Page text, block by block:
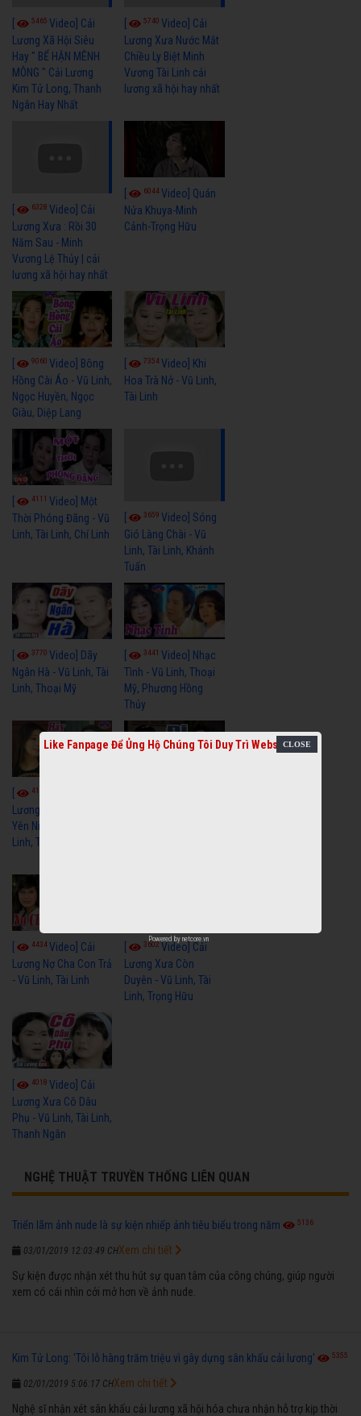
5465 Video] Cải
Lương Xã Hội Siêu
Hay " BỂ HẬN MÊNH
MÔNG " Cải Lương
Kim Tử Long, Thanh
Ngân Hay Nhất
5740Video] Cải
Lương Xưa Nước Mắt
Chiều Ly Biệt Minh
Vương Tài Linh cải
lương xã hội hay nhất
6328 Video] Cải
Lương Xưa : Rồi 30
Năm Sau - Minh
Vương Lệ Thủy | cải
lương xã hội hay nhất
6044Video] Quán
Nửa Khuya-Minh
Cảnh-Trọng Hữu
9060 Video] Bông
Hồng Cài Áo - Vũ Linh,
Ngọc Huyền, Ngọc
Giàu, Diệp Lang
7354Video] Khi
Hoa Trà Nở - Vũ Linh,
Tài Linh
4111 Video] Một
Thời Phóng Đãng - Vũ
Linh, Tài Linh, Chí Linh
3659Video] Sóng
Gió Làng Chài - Vũ
Linh, Tài Linh, Khánh
Tuấn
3770 Video] Dãy
Ngân Hà - Vũ Linh, Tài
Linh, Thoại Mỹ
3441Video] Nhạc
Tình - Vũ Linh, Thoại
Mỹ, Phương Hồng
Thủy
4115
Lương Xưa Hãy Ngủ
Yên Niềm Đau - Vũ
Linh, Tài Linh
4434Video] Cải
Lương Nợ Cha Con Trả
- Vũ Linh, Tài Linh
3602Video] Cải
Lương Xưa Còn
Duyên - Vũ Linh, Tài
Linh, Trọng Hữu
[ 4018 Video] Cải
Lương Xưa Cô Dâu
Phụ - Vũ Linh, Tài Linh,
Thanh Ngân
NGHỆ THUẬT TRUYỀN THỐNG LIÊN QUAN
Triển lãm ảnh nude là sự kiện nhiếp ảnh tiêu biểu trong năm 5136
03/01/2019 12:03:49 CH
Sự kiện được nhận xét thu hút sự quan tâm của công chúng, giúp người
xem có cái nhìn cởi mở hơn về ảnh nude.
Xem chi tiết
Kim Tử Long: 'Tôi lỗ hàng trăm triệu vì gây dựng sân khấu cải lương' 5355
02/01/2019 5:06:17 CH
Nghệ sĩ nhận xét sân khấu cải lương xã hội hóa chưa nhận hỗ trợ kịp thời
Xem chi tiết
Like Fanpage Để Ủng Hộ Chúng Tôi Duy Trì Website
Powered by netcore.vn